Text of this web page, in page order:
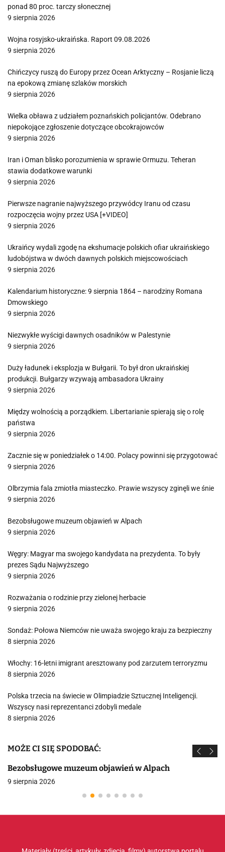
ponad 80 proc. tarczy słonecznej
9 sierpnia 2026
Wojna rosyjsko-ukraińska. Raport 09.08.2026
9 sierpnia 2026
Chińczycy ruszą do Europy przez Ocean Arktyczny – Rosjanie liczą
na epokową zmianę szlaków morskich
9 sierpnia 2026
Wielka obława z udziałem poznańskich policjantów. Odebrano
niepokojące zgłoszenie dotyczące obcokrajowców
9 sierpnia 2026
Iran i Oman blisko porozumienia w sprawie Ormuzu. Teheran
stawia dodatkowe warunki
9 sierpnia 2026
Pierwsze nagranie najwyższego przywódcy Iranu od czasu
rozpoczęcia wojny przez USA [+VIDEO]
9 sierpnia 2026
Ukraińcy wydali zgodę na ekshumacje polskich ofiar ukraińskiego
ludobójstwa w dwóch dawnych polskich miejscowościach
9 sierpnia 2026
Kalendarium historyczne: 9 sierpnia 1864 – narodziny Romana
Dmowskiego
9 sierpnia 2026
Niezwykłe wyścigi dawnych osadników w Palestynie
9 sierpnia 2026
Duży ładunek i eksplozja w Bułgarii. To był dron ukraińskiej
produkcji. Bułgarzy wzywają ambasadora Ukrainy
9 sierpnia 2026
Między wolnością a porządkiem. Libertarianie spierają się o rolę
państwa
9 sierpnia 2026
Zacznie się w poniedziałek o 14:00. Polacy powinni się przygotować
9 sierpnia 2026
Olbrzymia fala zmiotła miasteczko. Prawie wszyscy zginęli we śnie
9 sierpnia 2026
Bezobsługowe muzeum objawień w Alpach
9 sierpnia 2026
Węgry: Magyar ma swojego kandydata na prezydenta. To były
prezes Sądu Najwyższego
9 sierpnia 2026
Rozważania o rodzinie przy zielonej herbacie
9 sierpnia 2026
Sondaż: Połowa Niemców nie uważa swojego kraju za bezpieczny
8 sierpnia 2026
Włochy: 16-letni imigrant aresztowany pod zarzutem terroryzmu
8 sierpnia 2026
Polska trzecia na świecie w Olimpiadzie Sztucznej Inteligencji.
Wszyscy nasi reprezentanci zdobyli medale
8 sierpnia 2026
MOŻE CI SIĘ SPODOBAĆ:
Bezobsługowe muzeum objawień w Alpach
9 sierpnia 2026